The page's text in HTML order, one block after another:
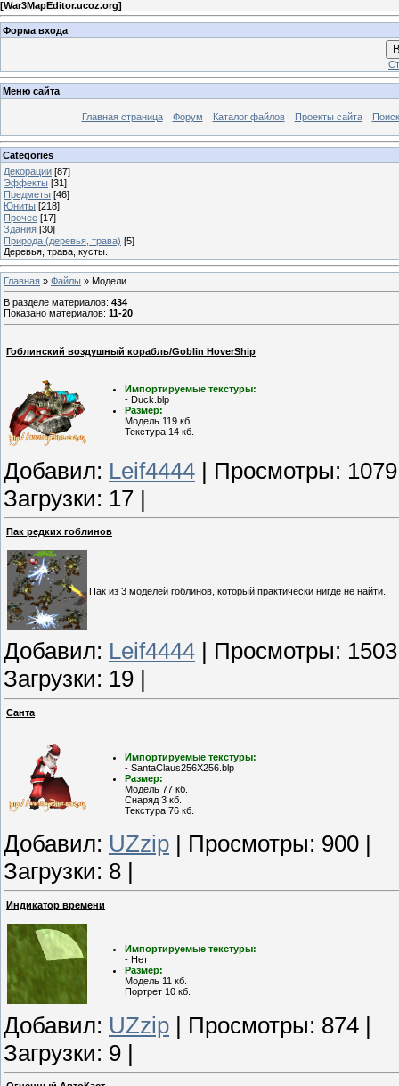
[War3MapEditor.ucoz.org]
Форма входа
Меню сайта
Главная страница Форум Каталог файлов Проекты сайта
Categories
Декорации [87]
Эффекты [31]
Предметы [46]
Юниты [218]
Прочее [17]
Здания [30]
Природа (деревья, трава) [5]
Деревья, трава, кусты.
Главная » Файлы » Модели
В разделе материалов: 434
Показано материалов: 11-20
Гоблинский воздушный корабль/Goblin HoverShip
Импортируемые текстуры:
- Duck.blp
Размер:
Модель 119 кб.
Текстура 14 кб.
Добавил: Leif4444 | Просмотры:
Загрузки: 17 |
Пак редких гоблинов
Пак из 3 моделей гоблинов, который практически нигде не найти.
Добавил: Leif4444 | Просмотры:
Загрузки: 19 |
Санта
Импортируемые текстуры:
- SantaClaus256X256.blp
Размер:
Модель 77 кб.
Снаряд 3 кб.
Текстура 76 кб.
Добавил: UZzip | Просмотры: 900 |
Загрузки: 8 |
Индикатор времени
Импортируемые текстуры:
- Нет
Размер:
Модель 11 кб.
Портрет 10 кб.
Добавил: UZzip | Просмотры: 874 |
Загрузки: 9 |